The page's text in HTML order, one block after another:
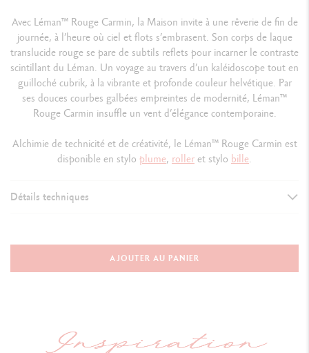
Avec Léman™Rouge Carmin, la Maison invite à une rêverie de fin de
journée, à l’heure où ciel et flots s’embrasent. Son corps de laque
translucide rouge se pare de subtils reflets pour incarner le contraste
scintillant du Léman. Un voyage au travers d’un kaléidoscope tout en
guilloché cubrik, à la vibrante et profonde couleur helvétique. Par
ses douces courbes galbées empreintes de modernité, Léman™
Rouge Carmin insuffle un vent d’élégance contemporaine.
Alchimie de technicité et de créativité, le Léman™Rouge Carmin est
disponible en stylo plume, rolleret stylo bille.
Détails techniques
Stylo Bille
Longueur : 137 mm x Diamètre : 12.2 mm
cubrik guilloché à la fraise et d'une laque translucide rouge carmin
AJOUTER AU PANIER